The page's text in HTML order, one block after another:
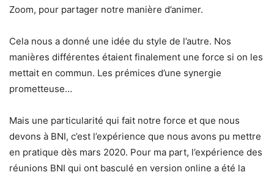
Zoom, pour partager notre manière d’animer.
Cela nous a donné une idée du style de l’autre. Nos
manières différentes étaient finalement une force si on les
mettait en commun. Les prémices d’une synergie
prometteuse…
Mais une particularité qui fait notre force et que nous
devons à BNI, c’est l’expérience que nous avons pu mettre
en pratique dès mars 2020. Pour ma part, l’expérience des
réunions BNI qui ont basculé en version online a été la